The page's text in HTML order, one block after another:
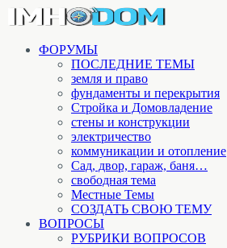
ФОРУМЫ
ПОСЛЕДНИЕ ТЕМЫ
земля и право
фундаменты и перекрытия
Стройка и Домовладение
стены и конструкции
электричество
коммуникации и отопление
Cад, двор, гараж, баня…
свободная тема
Местные Темы
СОЗДАТЬ СВОЮ ТЕМУ
ВОПРОСЫ
РУБРИКИ ВОПРОСОВ